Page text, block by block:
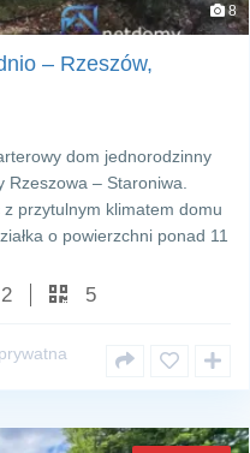
8
– Rzeszów,
dom jednorodzinny
Rzeszowa – Staroniwa.
przytulnym klimatem domu
o powierzchni ponad 11
5